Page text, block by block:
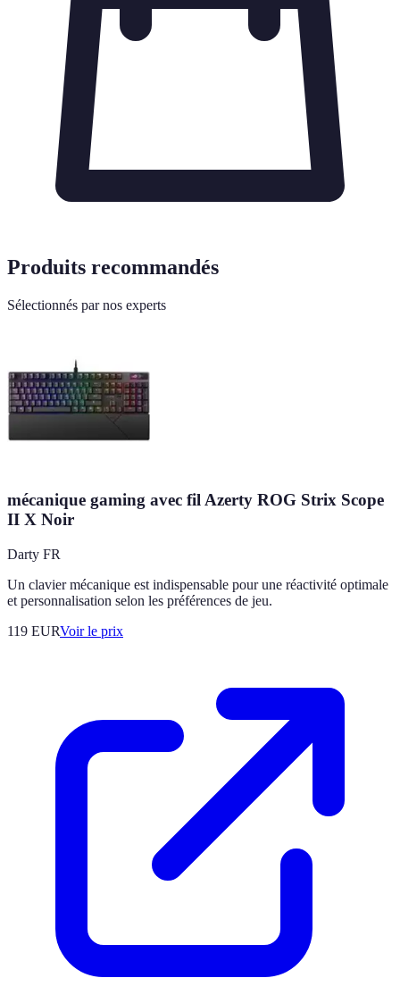
Produits recommandés
Sélectionnés par nos experts
mécanique gaming avec fil Azerty ROG Strix Scope
II X Noir
Darty FR
Un clavier mécanique est indispensable pour une réactivité optimale
et personnalisation selon les préférences de jeu.
119 EURVoir le prix